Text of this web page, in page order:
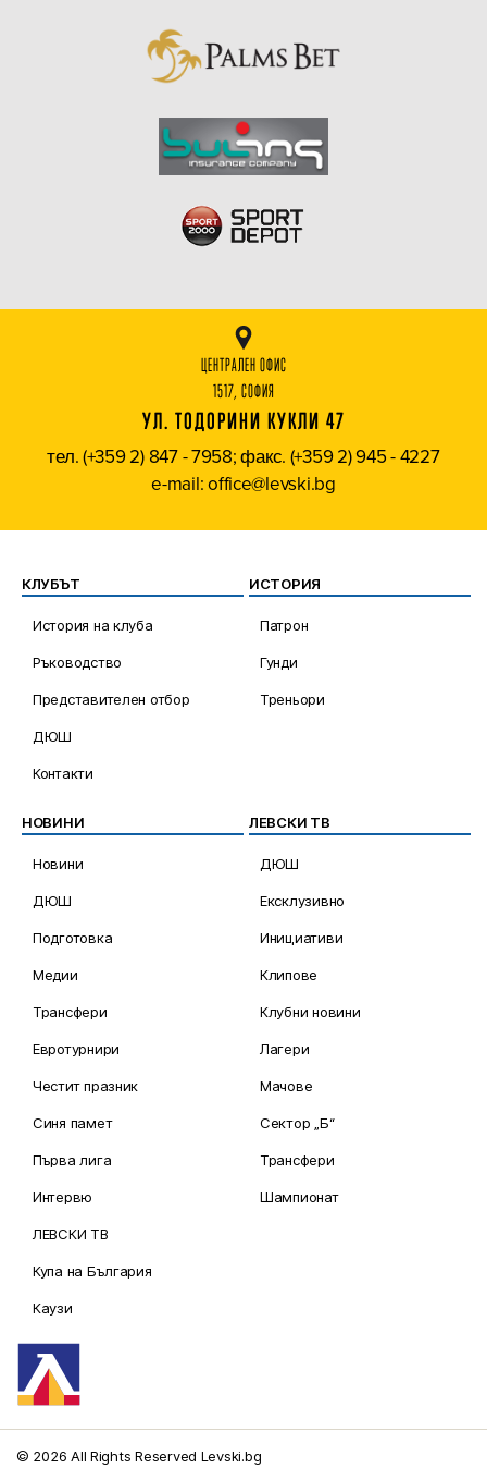
ЦЕНТРАЛЕН ОФИС
1517, СОФИЯ
УЛ. ТОДОРИНИ КУКЛИ 47
тел. (+359 2) 847 - 7958; факс. (+359 2) 945 - 4227
e-mail: office@levski.bg
КЛУБЪТ
История на клуба
Ръководство
Представителен отбор
ДЮШ
Контакти
ИСТОРИЯ
Патрон
Гунди
Треньори
НОВИНИ
Новини
ДЮШ
Подготовка
Медии
Трансфери
Евротурнири
Честит празник
Синя памет
Първа лига
Интервю
ЛЕВСКИ ТВ
Купа на България
Каузи
ЛЕВСКИ ТВ
ДЮШ
Ексклузивно
Инициативи
Клипове
Клубни новини
Лагери
Мачове
Сектор „Б“
Трансфери
Шампионат
© 2026 All Rights Reserved Levski.bg